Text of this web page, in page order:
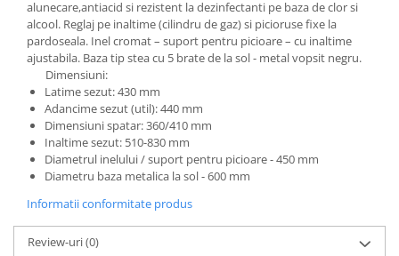
alunecare,antiacid si rezistent la dezinfectanti pe baza de clor si
alcool. Reglaj pe inaltime (cilindru de gaz) si picioruse fixe la
pardoseala. Inel cromat – suport pentru picioare – cu inaltime
ajustabila. Baza tip stea cu 5 brate de la sol - metal vopsit negru.
Dimensiuni:
Latime sezut: 430 mm
Adancime sezut (util): 440 mm
Dimensiuni spatar: 360/410 mm
Inaltime sezut: 510-830 mm
Diametrul inelului / suport pentru picioare - 450 mm
Diametru baza metalica la sol - 600 mm
Informatii conformitate produs
Review-uri(0)